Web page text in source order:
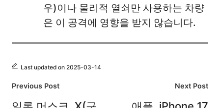
우)이나 물리적 열쇠만 사용하는 차량
은 이 공격에 영향을 받지 않습니다.
Last updated on 2025-03-14
Post
navigation
Previous Post Next Post